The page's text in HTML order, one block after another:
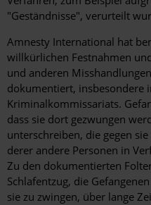
"Geständnisse", verurteilt
Amnesty International hat
willkürlichen Festnahmen
und anderen
dokumentiert, insbesondere
Kriminalkommissariats.
dass sie dort gezwungen
unterschreiben, die gegen
derer andere Personen in
Zu den dokumentierten
Schlafentzug, die
sie zu zwingen, über lange